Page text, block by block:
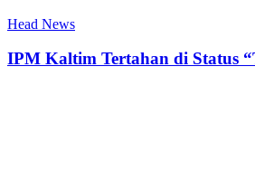
Head News
IPM Kaltim Tertahan di Status